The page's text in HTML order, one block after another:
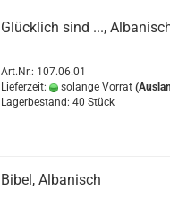
Glücklich sind ...,
Art.Nr.: 107.06.01
Lieferzeit:
solange Vorrat
Lagerbestand: 40 Stück
Bibel, Albanisch